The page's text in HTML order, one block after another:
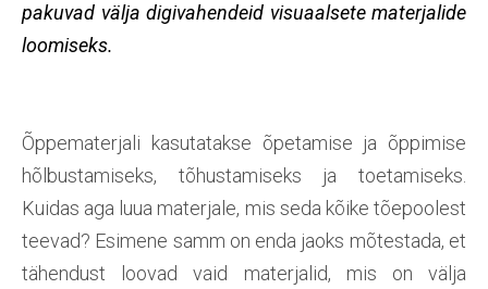
pakuvad välja digivahendeid visuaalsete materjalide
loomiseks.
Õppematerjali kasutatakse õpetamise ja õppimise
hõlbustamiseks, tõhustamiseks ja toetamiseks.
Kuidas aga luua materjale, mis seda kõike tõepoolest
teevad? Esimene samm on enda jaoks mõtestada, et
tähendust loovad vaid materjalid, mis on välja